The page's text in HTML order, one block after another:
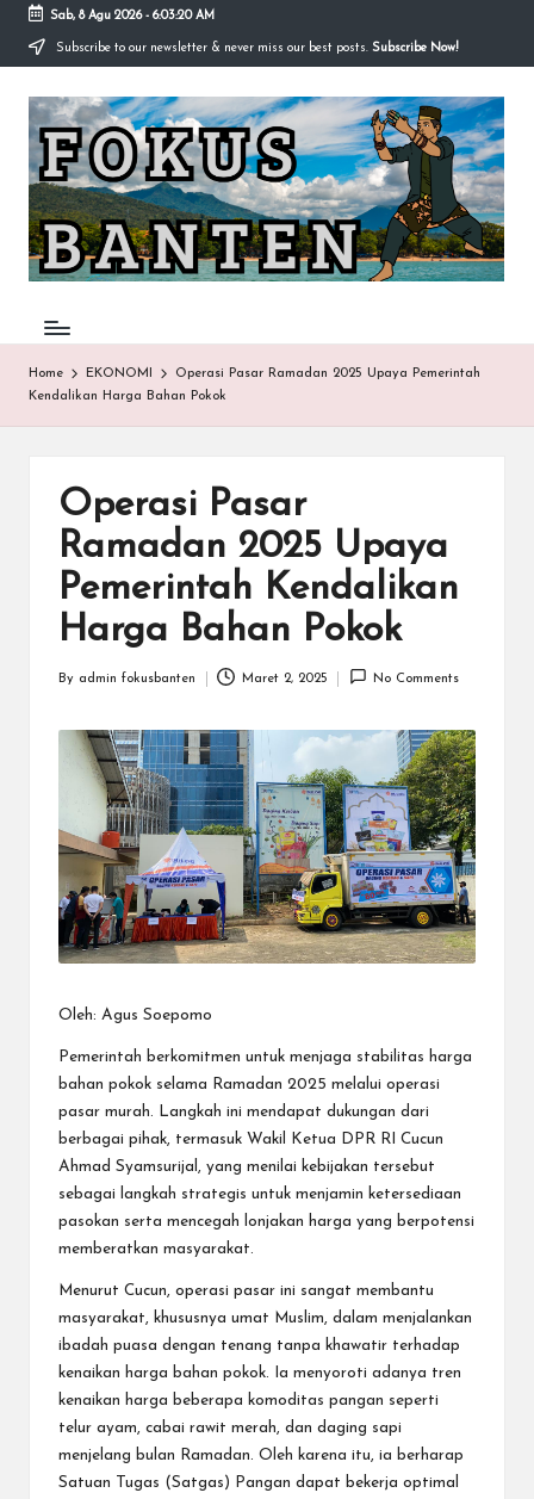
Skip
content
Sab, 8 Agu 2026- 6:03:21 AM
Subscribe to our newsletter & never miss our best posts. Subscribe Now!
F
O
K
U
S-
B
A
N
Home EKONOMI
Operasi Pasar Ramadan 2025 Upaya Pemerintah
Kendalikan Harga Bahan Pokok
Operasi Pasar
Ramadan 2025 Upaya
Pemerintah Kendalikan
Harga Bahan Pokok
By admin fokusbanten Maret 2, 2025 No Comments
Oleh: Agus Soepomo
Pemerintah berkomitmen untuk menjaga stabilitas harga
bahan pokok selama Ramadan 2025 melalui operasi
pasar murah. Langkah ini mendapat dukungan dari
berbagai pihak, termasuk Wakil Ketua DPR RI Cucun
Ahmad Syamsurijal, yang menilai kebijakan tersebut
sebagai langkah strategis untuk menjamin ketersediaan
pasokan serta mencegah lonjakan harga yang berpotensi
memberatkan masyarakat.
Menurut Cucun, operasi pasar ini sangat membantu
masyarakat, khususnya umat Muslim, dalam menjalankan
ibadah puasa dengan tenang tanpa khawatir terhadap
kenaikan harga bahan pokok. Ia menyoroti adanya tren
kenaikan harga beberapa komoditas pangan seperti
telur ayam, cabai rawit merah, dan daging sapi
menjelang bulan Ramadan. Oleh karena itu, ia berharap
Satuan Tugas (Satgas) Pangan dapat bekerja optimal